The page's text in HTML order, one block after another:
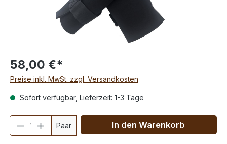
58,00 €*
Preise inkl. MwSt. zzgl. Versandkosten
Sofort verfügbar, Lieferzeit: 1-3 Tage
Anzahl
Paar In den Warenkorb